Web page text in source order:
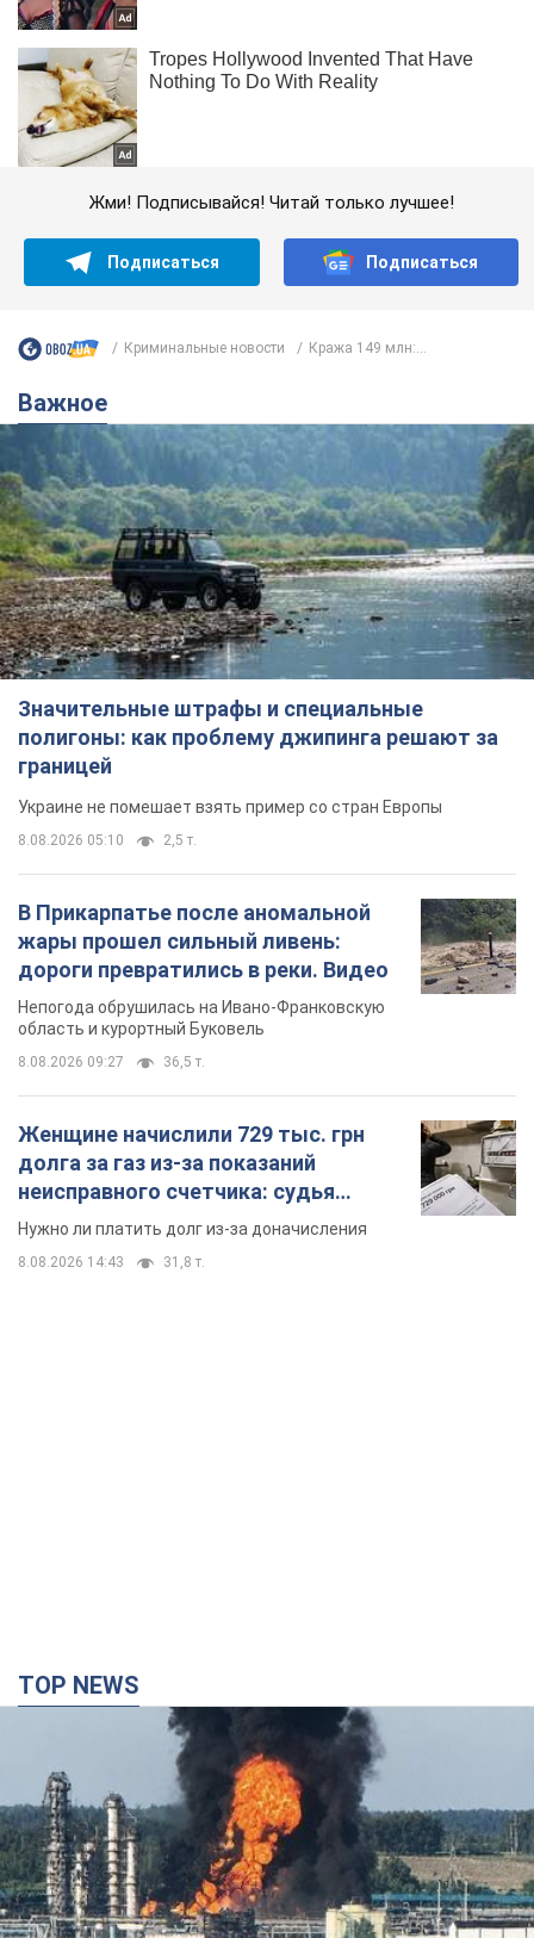
Жми! Подписывайся! Читай только лучшее!
Подписаться Подписаться
Криминальные новости Кража 149 млн:...
Важное
Значительные штрафы и специальные
полигоны: как проблему джипинга решают за
границей
Украине не помешает взять пример со стран Европы
8.08.2026 05:10 2,5 т.
В Прикарпатье после аномальной
жары прошел сильный ливень:
дороги превратились в реки. Видео
Непогода обрушилась на Ивано-Франковскую
область и курортный Буковель
8.08.2026 09:27 36,5 т.
Женщине начислили 729 тыс. грн
долга за газ из-за показаний
неисправного счетчика: судья
вынес неожиданное решение
Нужно ли платить долг из-за доначисления
8.08.2026 14:43 31,8 т.
TOP NEWS